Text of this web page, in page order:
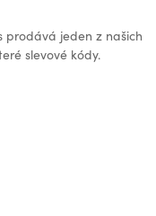
prodává jeden z našich
slevové kódy.